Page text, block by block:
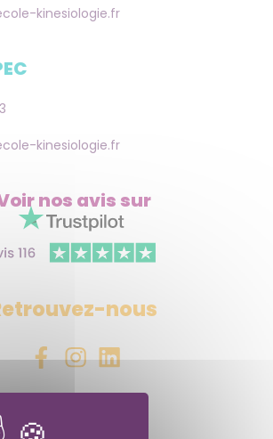
kinesiologie.fr
kinesiologie.fr
nos avissur
nous